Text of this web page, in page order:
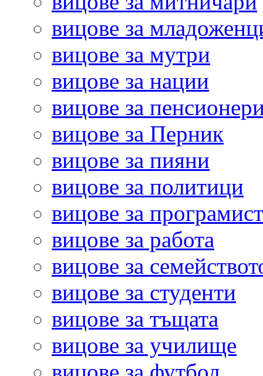
вицове за
вицове за мутри
вицове за нации
вицове за
вицове за Перник
вицове за пияни
вицове за политици
вицове за
вицове за работа
вицове за
вицове за студенти
вицове за тъщата
вицове за училище